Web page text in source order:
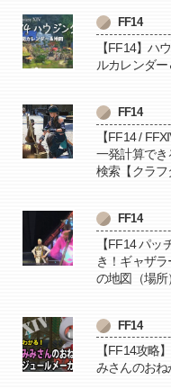
FF14
【FF14】ハ
ルカレンダ
FF14
【FF14 /
一発計算で
検索【クラフ
FF14
【FF14 パッ
き！ギャザ
の地図（場
FF14
【FF14攻略
みさんのお